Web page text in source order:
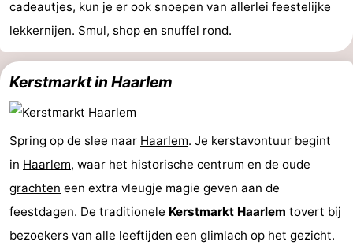
Holland
Zuid-
Holland
Praktisch
Forum
Reisboekenwinkel
Openbaar
vervoer
Route
Centraal
Station
Schiphol
cadeautjes, kun je er ook snoepen van allerlei feestelijke
lekkernijen. Smul, shop en snuffel rond.
Kerstmarkt in Haarlem
Spring op de slee naar Haarlem. Je kerstavontuur begint
in Haarlem, waar het historische centrum en de oude
grachten een extra vleugje magie geven aan de
feestdagen. De traditionele Kerstmarkt Haarlem tovert bij
bezoekers van alle leeftijden een glimlach op het gezicht.